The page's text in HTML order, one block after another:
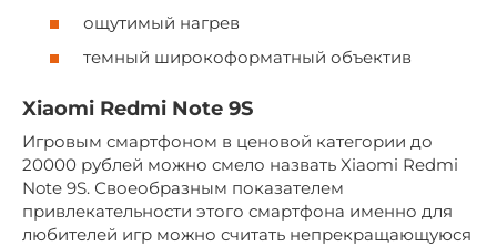
ощутимый нагрев
темный широкоформатный объектив
Xiaomi Redmi Note 9S
Игровым смартфоном в ценовой категории до
20000 рублей можно смело назвать Xiaomi Redmi
Note 9S. Своеобразным показателем
привлекательности этого смартфона именно для
любителей игр можно считать непрекращающуюся